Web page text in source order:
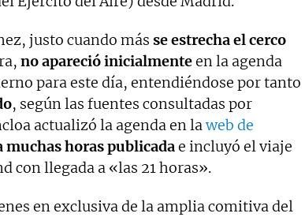
justo cuando más se estrecha el cerco
no apareció inicialmenteen la agenda
para este día, entendiéndose por tanto
, según las fuentes consultadas por
actualizó la agenda en la web de
muchas horas publicadae incluyó el viaje
con llegada a «las 21 horas».
en exclusiva de la amplia comitiva del